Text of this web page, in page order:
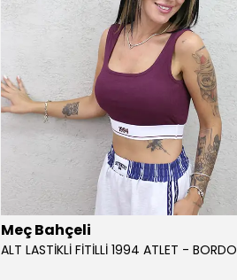
Meç Bahçeli
ALT LASTİKLİ FİTİLLİ 1994 ATLET - BORDO